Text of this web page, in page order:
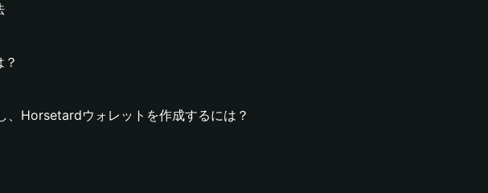
Horsetardウォレットを作成するには？